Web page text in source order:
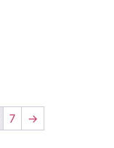
7 →